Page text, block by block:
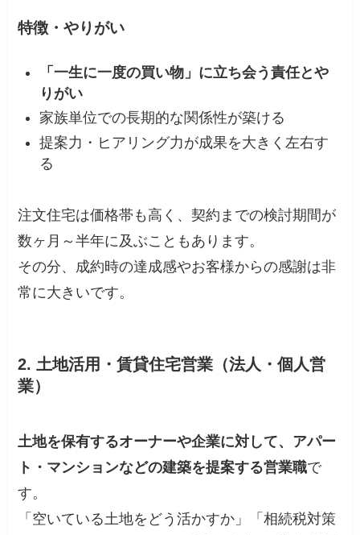
特徴・やりがい
「一生に一度の買い物」に立ち会う責任とや
りがい
家族単位での長期的な関係性が築ける
提案力・ヒアリング力が成果を大きく左右す
る
注文住宅は価格帯も高く、契約までの検討期間が
数ヶ月～半年に及ぶこともあります。
その分、成約時の達成感やお客様からの感謝は非
常に大きいです。
2. 土地活用・賃貸住宅営業（法人・個人営
業）
土地を保有するオーナーや企業に対して、アパー
ト・マンションなどの建築を提案する営業職で
す。
「空いている土地をどう活かすか」「相続税対策